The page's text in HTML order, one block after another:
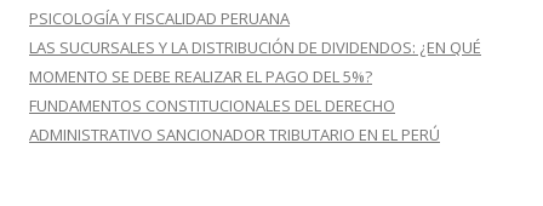
PSICOLOGÍA Y FISCALIDAD PERUANA
LAS SUCURSALES Y LA DISTRIBUCIÓN DE DIVIDENDOS: ¿EN QUÉ
MOMENTO SE DEBE REALIZAR EL PAGO DEL 5%?
FUNDAMENTOS CONSTITUCIONALES DEL DERECHO
ADMINISTRATIVO SANCIONADOR TRIBUTARIO EN EL PERÚ